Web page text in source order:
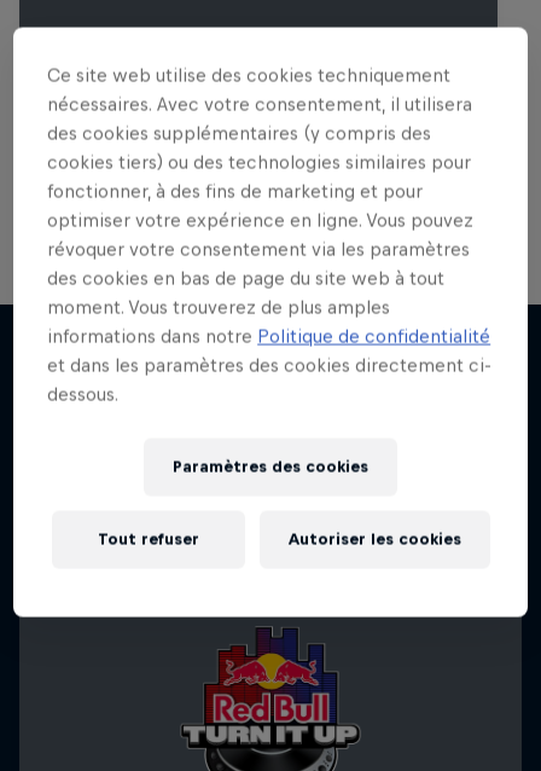
Red Bull Turn It Up
9 Août 2026
MUSIQUE
Past event
J'en veux encore !
Le Making of Red Bull Symphonic
avec Metro Boomin
Dans les coulisses avec le producteur Metro
Ce site web utilise des cookies techniquement
nécessaires. Avec votre consentement, il utilisera
des cookies supplémentaires (y compris des
cookies tiers) ou des technologies similaires pour
fonctionner, à des fins de marketing et pour
optimiser votre expérience en ligne. Vous pouvez
révoquer votre consentement via les paramètres
des cookies en bas de page du site web à tout
moment. Vous trouverez de plus amples
informations dans notre Politique de confidentialité
et dans les paramètres des cookies directement ci-
dessous.
Paramètres des cookies
Tout refuser Autoriser les cookies